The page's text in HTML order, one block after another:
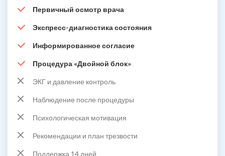
Первичный осмотр врача
Экспресс-диагностика состояния
Информированное согласие
Процедура «Двойной блок»
ЭКГ и давление контроль
Наблюдение после процедуры
Психологическая мотивация
Рекомендации и план трезвости
Поддержка 14 дней